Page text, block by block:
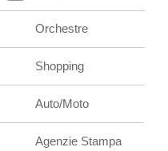
Orchestre
Shopping
Auto/Moto
Agenzie Stampa